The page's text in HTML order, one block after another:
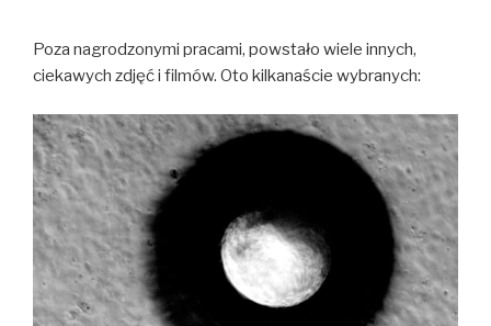
Poza nagrodzonymi pracami, powstało wiele innych,
ciekawych zdjęć i filmów. Oto kilkanaście wybranych: